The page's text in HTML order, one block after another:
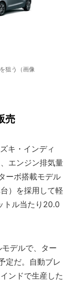
狙う（画像
売
キ・インディ
エンジン排気量
ーボ搭載モデル
）を採用して軽
トル当たり20.0
デルで、ター
定だ。自動ブレ
ンドで生産した